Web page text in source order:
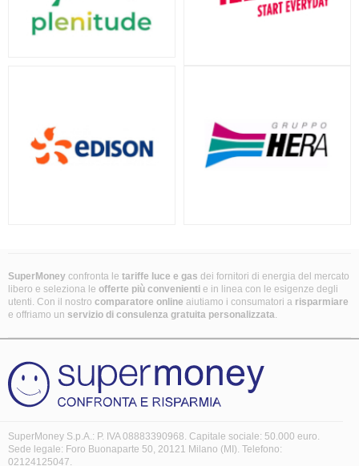
SuperMoney confronta le tariffe luce e gas dei fornitori di energia del mercato
libero e seleziona le offerte più convenienti e in linea con le esigenze degli
utenti. Con il nostro comparatore online aiutiamo i consumatori a risparmiare
e offriamo un servizio di consulenza gratuita personalizzata.
SuperMoney S.p.A.: P. IVA 08883390968. Capitale sociale: 50.000 euro.
Sede legale: Foro Buonaparte 50, 20121 Milano (MI). Telefono:
02124125047.